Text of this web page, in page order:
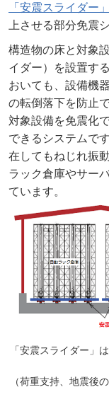
「安震スライダー」
上させる部分免震
構造物の床と対象
イダー）を設置す
おいても、設備機
の転倒落下を防止
対象設備を免震化
できるシステムで
在してもねじれ振
ラック倉庫やサー
ています。
「安震スライダー」
（荷重支持、地震後